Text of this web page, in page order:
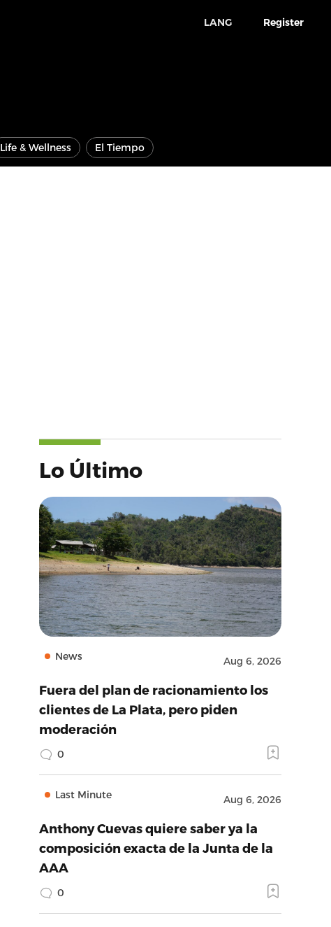
LANG Register
Life & Wellness El Tiempo
Lo Último
News Aug 6, 2026
Fuera del plan de racionamiento los
clientes de La Plata, pero piden
moderación
0
Last Minute Aug 6, 2026
Anthony Cuevas quiere saber ya la
composición exacta de la Junta de la
AAA
0